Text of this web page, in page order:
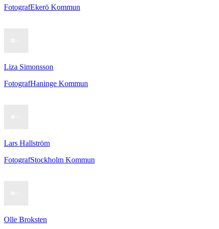
FotografEkerö Kommun
Liza Simonsson
FotografHaninge Kommun
Lars Hallström
FotografStockholm Kommun
Olle Broksten